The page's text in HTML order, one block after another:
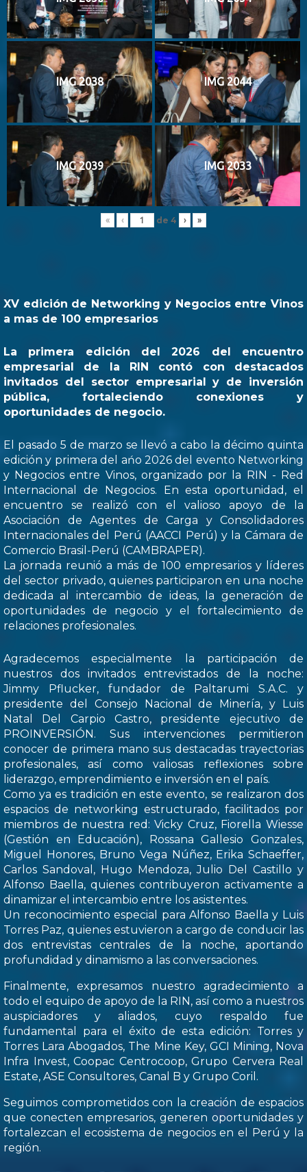
IMG 2038 IMG 2044
IMG 2039 IMG 2033
« ‹ de 4 › »
XV edición de Networking y Negocios entre Vinos
a mas de 100 empresarios
La primera edición del 2026 del encuentro
empresarial de la RIN contó con destacados
invitados del sector empresarial y de inversión
pública, fortaleciendo conexiones y
oportunidades de negocio.
El pasado 5 de marzo se llevó a cabo la décimo quinta
edición y primera del ańo 2026 del evento Networking
y Negocios entre Vinos, organizado por la RIN - Red
Internacional de Negocios. En esta oportunidad, el
encuentro se realizó con el valioso apoyo de la
Asociación de Agentes de Carga y Consolidadores
Internacionales del Perú (AACCI Perú) y la Cámara de
Comercio Brasil-Perú (CAMBRAPER).
La jornada reunió a más de 100 empresarios y líderes
del sector privado, quienes participaron en una noche
dedicada al intercambio de ideas, la generación de
oportunidades de negocio y el fortalecimiento de
relaciones profesionales.
Agradecemos especialmente la participación de
nuestros dos invitados entrevistados de la noche:
Jimmy Pflucker, fundador de Paltarumi S.A.C. y
presidente del Consejo Nacional de Minería, y Luis
Natal Del Carpio Castro, presidente ejecutivo de
PROINVERSIÓN. Sus intervenciones permitieron
conocer de primera mano sus destacadas trayectorias
profesionales, así como valiosas reflexiones sobre
liderazgo, emprendimiento e inversión en el país.
Como ya es tradición en este evento, se realizaron dos
espacios de networking estructurado, facilitados por
miembros de nuestra red: Vicky Cruz, Fiorella Wiesse
(Gestión en Educación), Rossana Gallesio Gonzales,
Miguel Honores, Bruno Vega Núñez, Erika Schaeffer,
Carlos Sandoval, Hugo Mendoza, Julio Del Castillo y
Alfonso Baella, quienes contribuyeron activamente a
dinamizar el intercambio entre los asistentes.
Un reconocimiento especial para Alfonso Baella y Luis
Torres Paz, quienes estuvieron a cargo de conducir las
dos entrevistas centrales de la noche, aportando
profundidad y dinamismo a las conversaciones.
Finalmente, expresamos nuestro agradecimiento a
todo el equipo de apoyo de la RIN, así como a nuestros
auspiciadores y aliados, cuyo respaldo fue
fundamental para el éxito de esta edición: Torres y
Torres Lara Abogados, The Mine Key, GCI Mining, Nova
Infra Invest, Coopac Centrocoop, Grupo Cervera Real
Estate, ASE Consultores, Canal B y Grupo Coril.
Seguimos comprometidos con la creación de espacios
que conecten empresarios, generen oportunidades y
fortalezcan el ecosistema de negocios en el Perú y la
región.